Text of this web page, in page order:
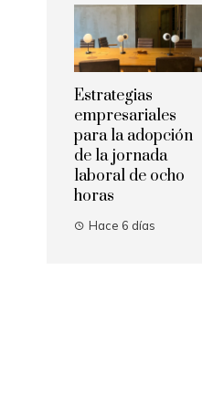
Estrategias
empresariales
para la adopción
de la jornada
laboral de ocho
horas
Hace 6 días